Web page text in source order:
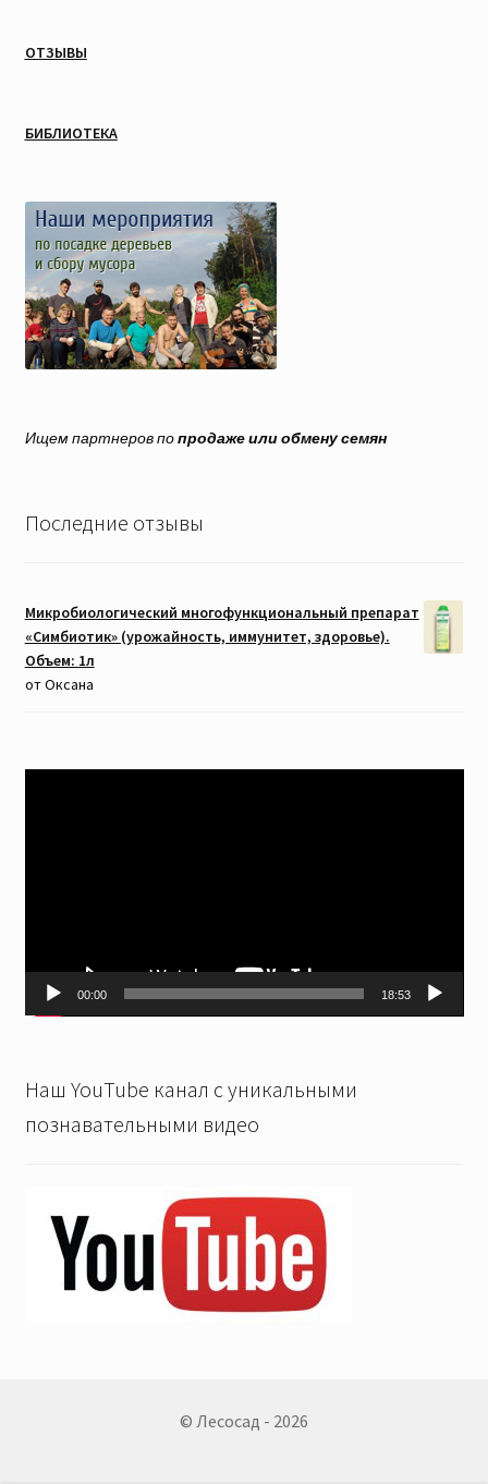
ОТЗЫВЫ
БИБЛИОТЕКА
Ищем партнеров попродаже или обмену семян
Последние отзывы
Микробиологический многофункциональный препарат
«Симбиотик» (урожайность, иммунитет, здоровье).
Объем: 1л
от Оксана
00:00 18:53
Наш YouTube канал с уникальными
познавательными видео
© Лесосад - 2026